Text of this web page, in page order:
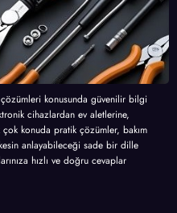
konusunda güvenilir bilgi
cihazlardan ev aletlerine,
konuda pratik çözümler, bakım
anlayabileceği sade bir dille
hızlı ve doğru cevaplar